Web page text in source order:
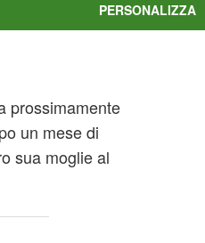
prossimamente
un mese di
sua moglie al
PERSONALIZZA